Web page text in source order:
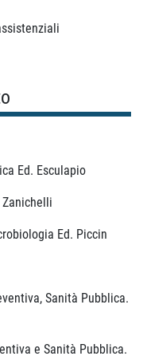
Ed. Esculapio
Ed. Piccin
Sanità Pubblica.
e Sanità Pubblica.